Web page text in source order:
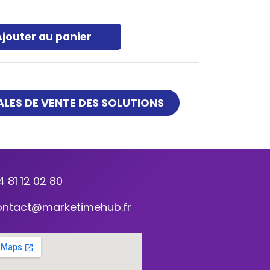
au panier
DE VENTE DES SOLUTIONS
81 12 02 80